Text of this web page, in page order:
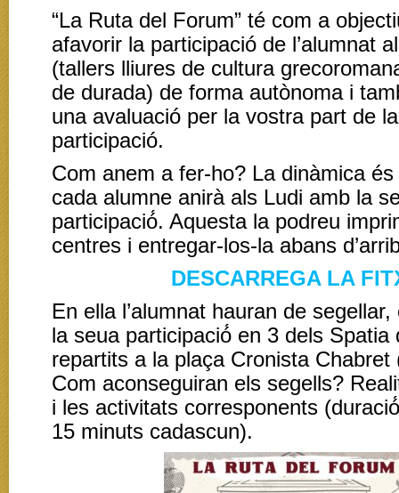
“La Ruta del Forum” té com a
afavorir la participació de l’alumnat
(tallers lliures de cultura
de durada) de forma autònoma i
una avaluació per la vostra part de
participació.
Com anem a fer-ho? La dinàmica
cada alumne anirà als Ludi amb la
participació́. Aquesta la podreu
centres i entregar-los-la abans
DESCARREGA LA
En ella l’alumnat hauran de
la seua participació́ en 3 dels Spatia
repartits a la plaça Cronista Chabret
Com aconseguiran els segells?
i les activitats corresponents
15 minuts cadascun).